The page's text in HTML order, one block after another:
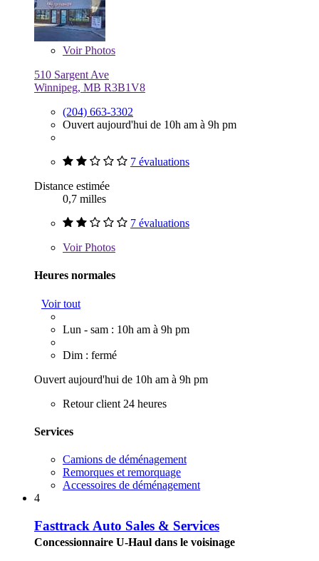
VoirPhotos
510 Sargent Ave
Winnipeg, MB R3B1V8
(204) 663-3302
Ouvert aujourd'hui de 10h am à 9h pm
7 évaluations
Distance estimée
0,7 milles
7 évaluations
VoirPhotos
Heures normales
Voir tout
Lun - sam : 10h am à 9h pm
Dim : fermé
Ouvert aujourd'hui de 10h am à 9h pm
Retour client 24 heures
Services
Camions de déménagement
Remorques et remorquage
Accessoires de déménagement
4
Fasttrack Auto Sales & Services
Concessionnaire U-Haul dans le voisinage